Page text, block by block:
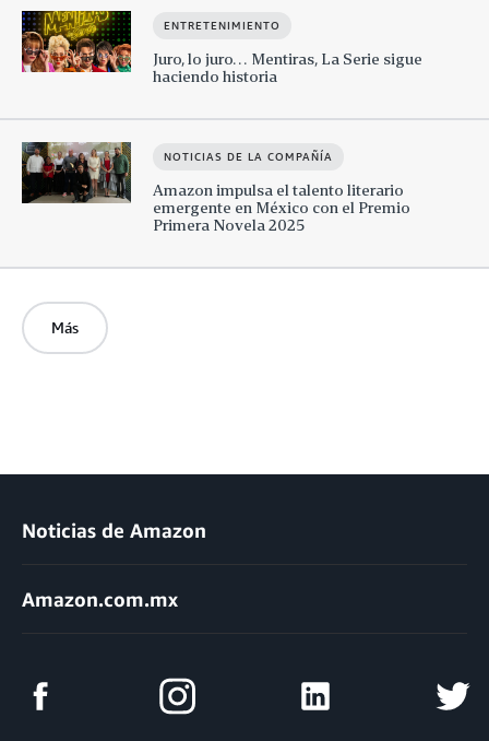
ENTRETENIMIENTO
Juro, lo juro… Mentiras, La Serie sigue
haciendo historia
NOTICIAS DE LA COMPAÑÍA
Amazon impulsa el talento literario
emergente en México con el Premio
Primera Novela 2025
Más
Noticias de Amazon
Amazon.com.mx